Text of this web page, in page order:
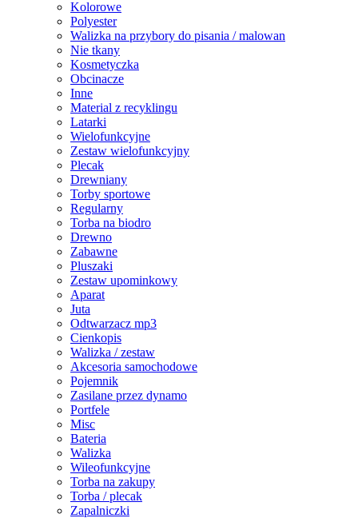
Kolorowe
Polyester
Walizka na przybory do pisania / malowan
Nie tkany
Kosmetyczka
Obcinacze
Inne
Material z recyklingu
Latarki
Wielofunkcyjne
Zestaw wielofunkcyjny
Plecak
Drewniany
Torby sportowe
Regularny
Torba na biodro
Drewno
Zabawne
Pluszaki
Zestaw upominkowy
Aparat
Juta
Odtwarzacz mp3
Cienkopis
Walizka / zestaw
Akcesoria samochodowe
Pojemnik
Zasilane przez dynamo
Portfele
Misc
Bateria
Walizka
Wileofunkcyjne
Torba na zakupy
Torba / plecak
Zapalniczki